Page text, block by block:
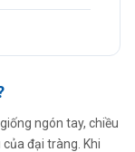
ngón tay, chiều
đại tràng. Khi